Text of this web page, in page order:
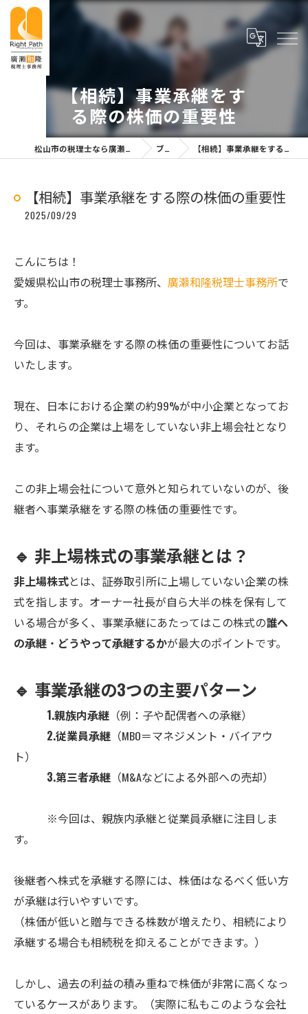
【相続】事業承継をす
る際の株価の重要性
松山市の税理士なら廣瀬和隆税理士事務所 ブログ 【相続】事業承継をする際の株価の重要性
【相続】事業承継をする際の株価の重要性
2025/09/29
こんにちは！
愛媛県松山市の税理士事務所、 廣瀬和隆税理士事務所で
す。
今回は、事業承継をする際の株価の重要性についてお話
いたします。
現在、日本における企業の約99%が中小企業となってお
り、それらの企業は上場をしていない非上場会社となり
ます。
この非上場会社について意外と知られていないのが、後
継者へ事業承継をする際の株価の重要性です。
🔹 非上場株式の事業承継とは？
非上場株式とは、証券取引所に上場していない企業の株
式を指します。オーナー社長が自ら大半の株を保有して
いる場合が多く、事業承継にあたってはこの株式の誰へ
の承継 ・ どうやって承継するかが最大のポイントです。
🔹 事業承継の3つの主要パターン
1.親族内承継 （例：子や配偶者への承継）
2.従業員承継 （MBO＝マネジメント・バイアウ
ト）
3.第三者承継 （M&Aなどによる外部への売却）
※今回は、親族内承継と従業員承継に注目しま
す。
後継者へ株式を承継する際には、株価はなるべく低い方
が承継は行いやすいです。
（株価が低いと贈与できる株数が増えたり、相続により
承継する場合も相続税を抑えることができます。）
しかし、過去の利益の積み重ねで株価が非常に高くなっ
ているケースがあります。（実際に私もこのような会社